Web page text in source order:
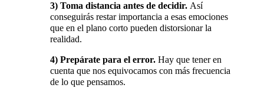
3) Toma distancia antes de decidir.Así
conseguirás restar importancia a esas emociones
que en el plano corto pueden distorsionar la
realidad.
4) Prepárate para el error.Hay que tener en
cuenta que nos equivocamos con más frecuencia
de lo que pensamos.